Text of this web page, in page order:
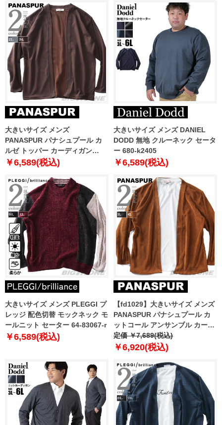
大きいサイズ メンズ
PANASPUR パナシュプール カ
ルゼ トッパー カーディガン
4401-726z
￥6,589(税込)
大きいサイズ メンズ DANIEL
DODD 無地 クルーネック セータ
ー 680-k2405
￥6,589(税込)
大きいサイズ メンズ PLEGGI プ
レッジ 配色切替 モックネック モ
ールニット セーター 64-83067-r
￥6,589(税込)
【fd1029】大きいサイズ メンズ
PANASPUR パナシュプール カ
ットコール アンサンブル カーデ
ィガン 5401-602z
定価 ￥7,689(税込)
￥6,920(税込)